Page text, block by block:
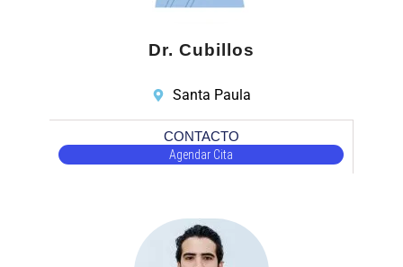
Dr. Cubillos
Santa Paula
CONTACTO
Agendar Cita